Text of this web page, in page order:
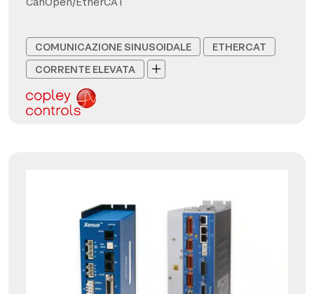
COMUNICAZIONE SINUSOIDALE
ETHERCAT
CORRENTE ELEVATA